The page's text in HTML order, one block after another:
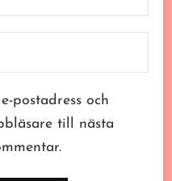
postadress och
till nästa